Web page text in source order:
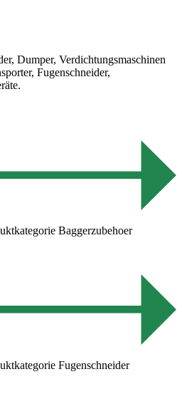
Dumper, Verdichtungsmaschinen
Fugenschneider,